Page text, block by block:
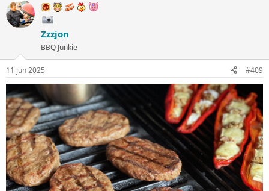
r
d
e
e
n
:
Zzzjon
BBQ Junkie
11 jun 2025 #409